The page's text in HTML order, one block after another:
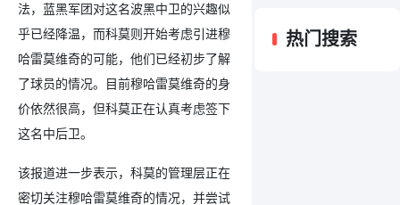
法，蓝黑军团对这名波黑中卫的兴趣似
乎已经降温，而科莫则开始考虑引进穆
哈雷莫维奇的可能，他们已经初步了解
了球员的情况。目前穆哈雷莫维奇的身
价依然很高，但科莫正在认真考虑签下
这名中后卫。
该报道进一步表示，科莫的管理层正在
密切关注穆哈雷莫维奇的情况，并尝试
热门搜索